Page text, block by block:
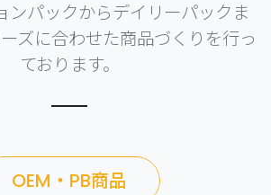
ンパックからデイリーパックま
ズに合わせた商品づくりを行っ
ております。
OEM・PB商品